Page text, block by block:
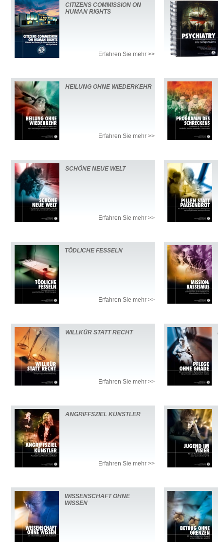
CITIZENS COMMISSION ON
HUMAN RIGHTS
Erfahren Sie mehr >>
HEILUNG OHNE WIEDERKEHR
Erfahren Sie mehr >>
SCHÖNE NEUE WELT
Erfahren Sie mehr >>
TÖDLICHE FESSELN
Erfahren Sie mehr >>
WILLKÜR STATT RECHT
Erfahren Sie mehr >>
ANGRIFFSZIEL KÜNSTLER
Erfahren Sie mehr >>
WISSENSCHAFT OHNE
WISSEN